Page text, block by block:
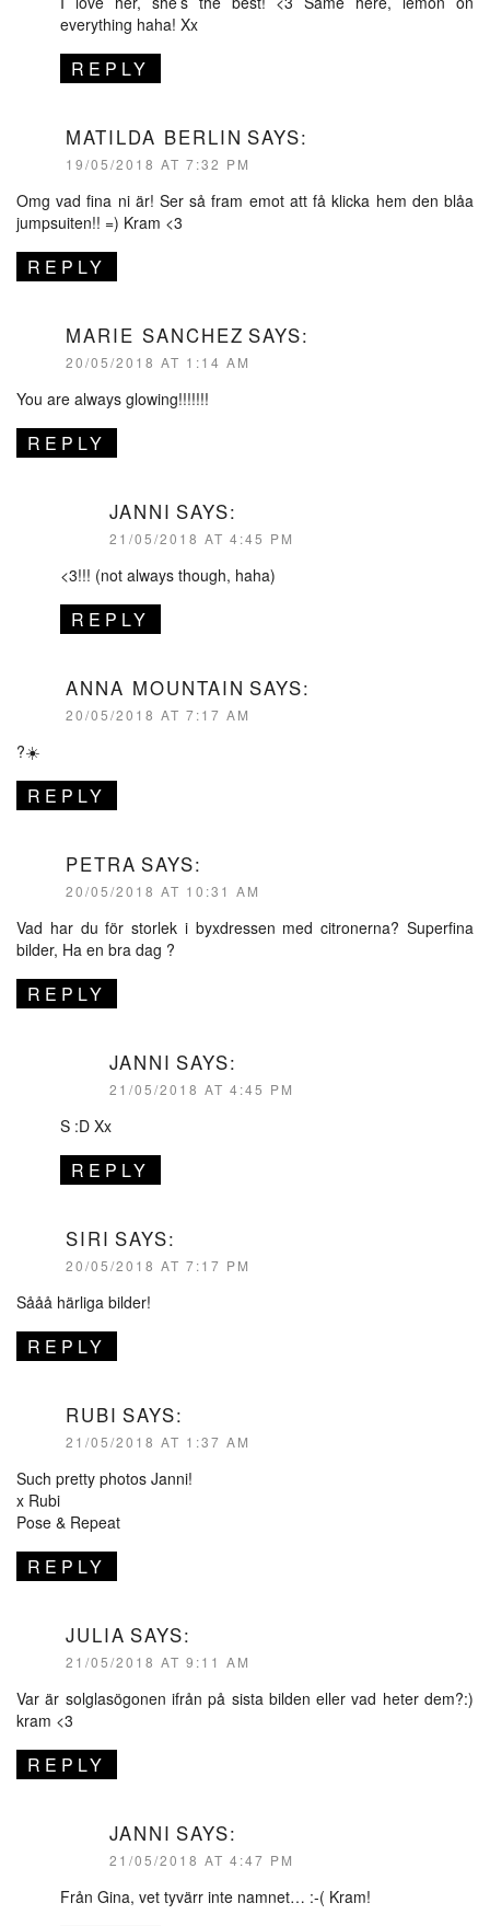
everything haha! Xx
REPLY
MATILDA BERLIN SAYS:
19/05/2018 AT 7:32 PM
Omg vad fina ni är! Ser så fram emot att få klicka hem den blåa
jumpsuiten!! =) Kram <3
REPLY
MARIE SANCHEZ SAYS:
20/05/2018 AT 1:14 AM
You are always glowing!!!!!!!
REPLY
JANNISAYS:
21/05/2018 AT 4:45 PM
<3!!! (not always though, haha)
REPLY
ANNA MOUNTAIN SAYS:
20/05/2018 AT 7:17 AM
?☀️
REPLY
PETRA SAYS:
20/05/2018 AT 10:31 AM
Vad har du för storlek i byxdressen med citronerna? Superfina
bilder, Ha en bra dag ?
REPLY
JANNISAYS:
21/05/2018 AT 4:45 PM
S :D Xx
REPLY
SAYS:
20/05/2018 AT 7:17 PM
Sååå härliga bilder!
REPLY
RUBISAYS:
21/05/2018 AT 1:37 AM
Such pretty photos Janni!
x Rubi
Pose & Repeat
REPLY
JULIA SAYS:
21/05/2018 AT 9:11 AM
Var är solglasögonen ifrån på sista bilden eller vad heter dem?:)
kram <3
REPLY
JANNISAYS:
21/05/2018 AT 4:47 PM
Från Gina, vet tyvärr inte namnet… :-( Kram!